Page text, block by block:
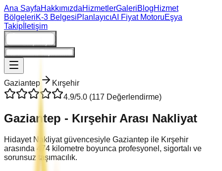
Ana SayfaHakkımızdaHizmetlerGaleriBlogHizmet
BölgeleriK-3 BelgesiPlanlayıcıAI Fiyat MotoruEşya
Takip İletişim
Gaziantep
Kırşehir
4.9/5.0 (117 Değerlendirme)
Gaziantep - Kırşehir Arası Nakliyat
Hidayet Nakliyat güvencesiyle Gaziantep ile Kırşehir
arasında 474 kilometre boyunca profesyonel, sigortalı ve
sorunsuz taşımacılık.